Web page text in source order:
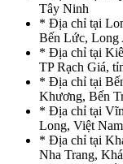
Tây Ninh
* Địa chỉ tại
Bến Lức, Long
* Địa chỉ tại
TP Rạch Giá,
* Địa chỉ tại
Khương, Bến
* Địa chỉ tại
Long, Việt Nam
* Địa chỉ tại
Nha Trang,